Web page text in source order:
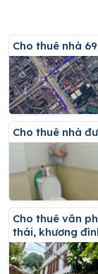
Cho thuê nhà
Cho thuê nhà
Cho thuê văn phòng 550m2 số 2f ngõ 264 hoàng văn
thái, khương